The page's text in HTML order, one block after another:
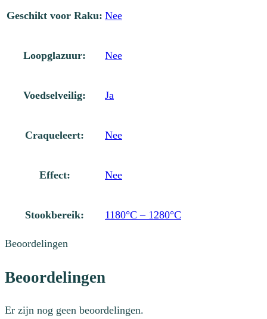
Geschikt voor Raku: Nee
Loopglazuur: Nee
Voedselveilig: Ja
Craqueleert: Nee
Effect: Nee
Stookbereik: 1180°C – 1280°C
Beoordelingen
Beoordelingen
Er zijn nog geen beoordelingen.